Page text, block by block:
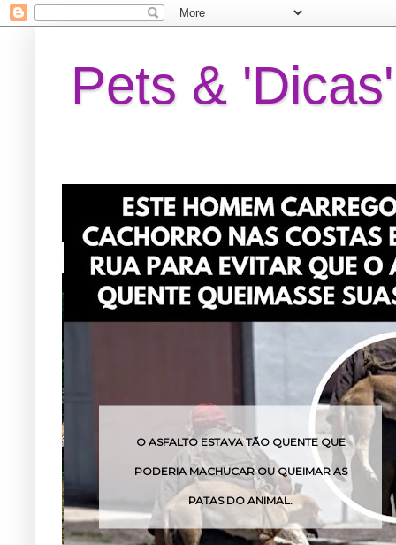
Pets & 'Dicas'
TÃO QUENTE QUE
OU QUEIMAR AS
DO ANIMAL.
O VENENO DESSA
POUCAS